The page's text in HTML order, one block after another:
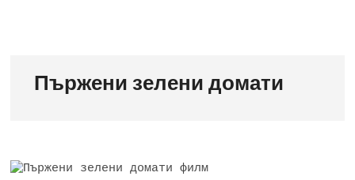
Пържени зелени домати